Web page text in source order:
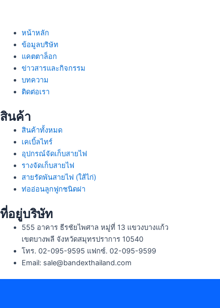
หน้าหลัก
ข้อมูลบริษัท
แคตตาล็อก
ข่าวสารและกิจกรรม
บทความ
ติดต่อเรา
สินค้า
สินค้าทั้งหมด
เคเบิ้ลไทร์
อุปกรณ์จัดเก็บสายไฟ
รางจัดเก็บสายไฟ
สายรัดพันสายไฟ (ใส้ไก่)
ท่ออ่อนลูกฟูกชนิดผ่า
ที่อยู่บริษัท
555 อาคาร ธีรชัยไพศาล หมู่ที่ 13 แขวงบางแก้ว
เขตบางพลี จังหวัดสมุทรปราการ 10540
โทร. 02-095-9595 แฟกซ์. 02-095-9599
Email: sale@bandexthailand.com